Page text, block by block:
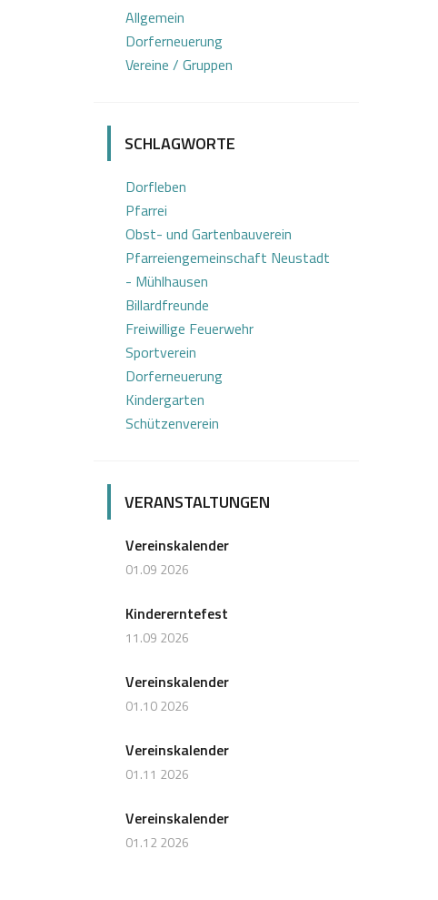
Allgemein
Dorferneuerung
Vereine / Gruppen
SCHLAGWORTE
Dorfleben
Pfarrei
Obst- und Gartenbauverein
Pfarreiengemeinschaft Neustadt
- Mühlhausen
Billardfreunde
Freiwillige Feuerwehr
Sportverein
Dorferneuerung
Kindergarten
Schützenverein
VERANSTALTUNGEN
Vereinskalender
01.09 2026
Kindererntefest
11.09 2026
Vereinskalender
01.10 2026
Vereinskalender
01.11 2026
Vereinskalender
01.12 2026